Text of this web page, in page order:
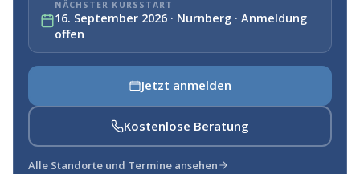
NÄCHSTER KURSSTART
16. September 2026 · Nurnberg · Anmeldung
offen
Jetzt anmelden
Kostenlose Beratung
Alle Standorte und Termine ansehen